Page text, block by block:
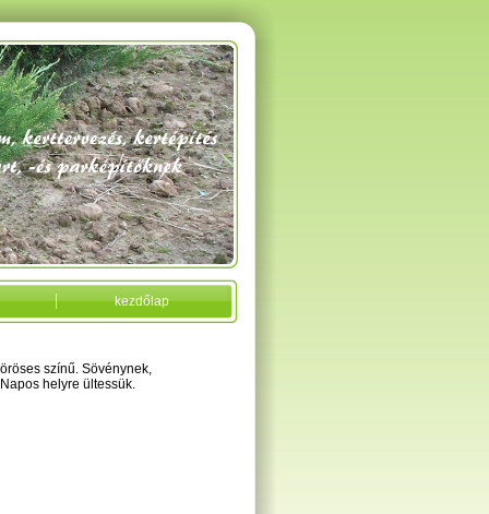
kezdőlap
színű. Sövénynek,
helyre ültessük.